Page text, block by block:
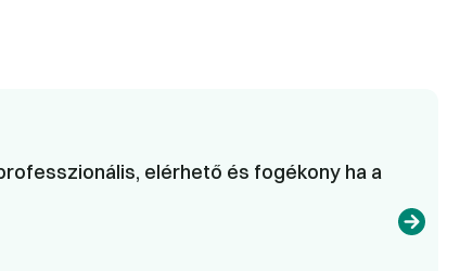
elérhető és fogékony ha a